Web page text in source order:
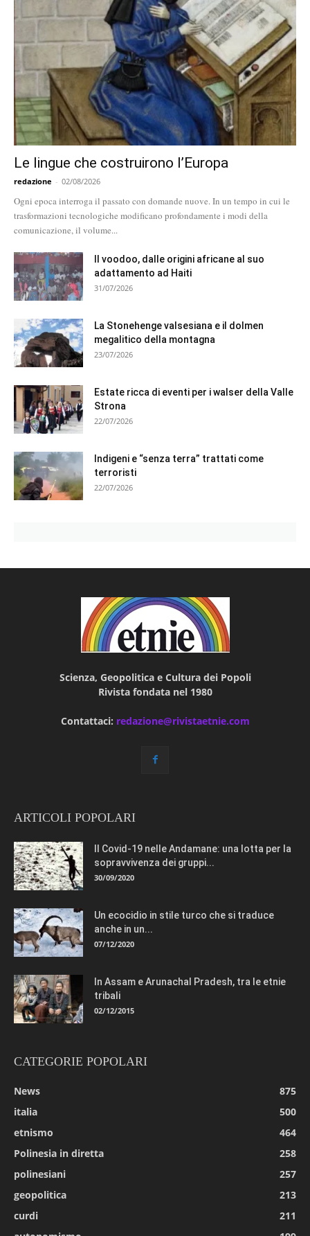
Le lingue che costruirono l’Europa
redazione - 02/08/2026
Ogni epoca interroga il passato con domande nuove. In un tempo in cui le
trasformazioni tecnologiche modificano profondamente i modi della
comunicazione, il volume...
Il voodoo, dalle origini africane al suo
adattamento ad Haiti
31/07/2026
La Stonehenge valsesiana e il dolmen
megalitico della montagna
23/07/2026
Estate ricca di eventi per i walser della Valle
Strona
22/07/2026
Indigeni e “senza terra” trattati come
terroristi
22/07/2026
Scienza, Geopolitica e Cultura dei Popoli
Rivista fondata nel 1980
Contattaci: redazione@rivistaetnie.com
ARTICOLI POPOLARI
Il Covid-19 nelle Andamane: una lotta per la
sopravvivenza dei gruppi...
30/09/2020
Un ecocidio in stile turco che si traduce
anche in un...
07/12/2020
In Assam e Arunachal Pradesh, tra le etnie
tribali
02/12/2015
CATEGORIE POPOLARI
News
875
italia
500
etnismo
464
Polinesia in diretta
258
polinesiani
257
geopolitica
213
curdi
211